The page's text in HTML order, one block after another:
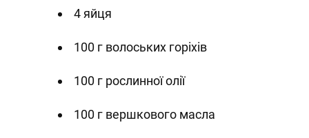
4 яйця
100 г волоських горіхів
100 г рослинної олії
100 г вершкового масла